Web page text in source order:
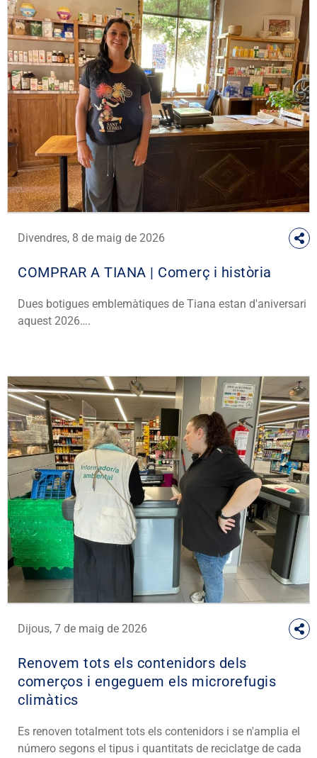
Divendres, 8 de maig de 2026
COMPRAR A TIANA | Comerç i història
Dues botigues emblemàtiques de Tiana estan d'aniversari
aquest 2026….
Dijous, 7 de maig de 2026
Renovem tots els contenidors dels
comerços i engeguem els microrefugis
climàtics
Es renoven totalment tots els contenidors i se n'amplia el
número segons el tipus i quantitats de reciclatge de cada